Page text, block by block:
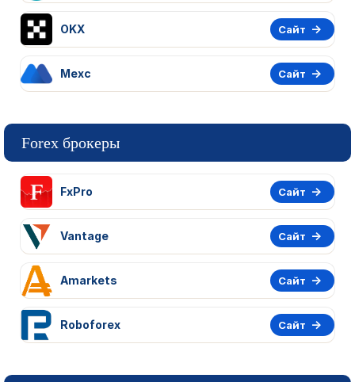
OKX Сайт
Mexc Сайт
Forex брокеры
FxPro Сайт
Vantage Сайт
Amarkets Сайт
Roboforex Сайт